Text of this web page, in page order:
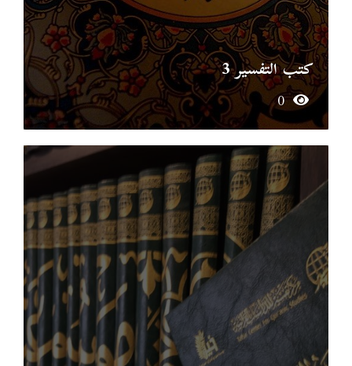
كتب التفسير 3
0